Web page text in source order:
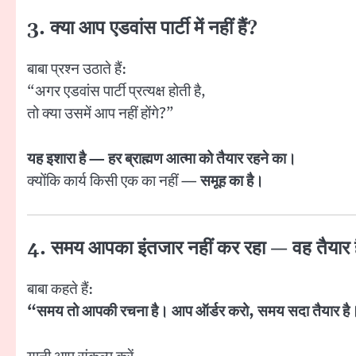
3. क्या आप एडवांस पार्टी में नहीं हैं?
बाबा प्रश्न उठाते हैं:
“अगर एडवांस पार्टी प्रत्यक्ष होती है,
तो क्या उसमें आप नहीं होंगे?”
यह इशारा है — हर ब्राह्मण आत्मा को तैयार रहने का।
क्योंकि कार्य किसी एक का नहीं —समूह का है।
4. समय आपका इंतजार नहीं कर रहा — वह तैयार
बाबा कहते हैं:
“समय तो आपकी रचना है। आप ऑर्डर करो, समय सदा तैयार